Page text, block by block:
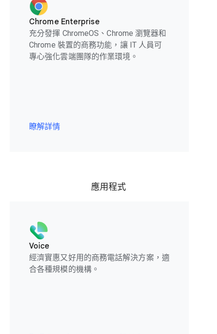
Chrome Enterprise
充分發揮 ChromeOS、Chrome 瀏覽器和
Chrome 裝置的商務功能，讓 IT 人員可
專心強化雲端團隊的作業環境。
瞭解詳情
應用程式
Voice
經濟實惠又好用的商務電話解決方案，適
合各種規模的機構。